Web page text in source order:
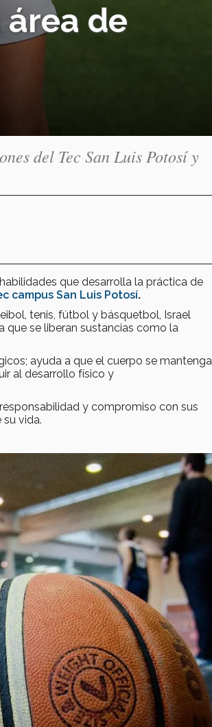
de
del Tec San Luis Potosí y
que desarrolla la práctica de
campus San Luis Potosí.
tenis, fútbol y básquetbol, Israel
que se liberan sustancias como la
ayuda a que el cuerpo se mantenga
al desarrollo físico y
y compromiso con sus
vida.